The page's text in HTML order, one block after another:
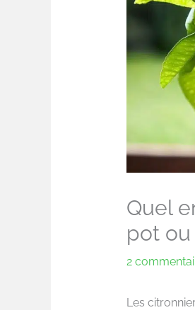
Quel
pot
2
Les